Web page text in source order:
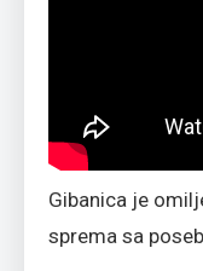
Gibanica je
sprema sa